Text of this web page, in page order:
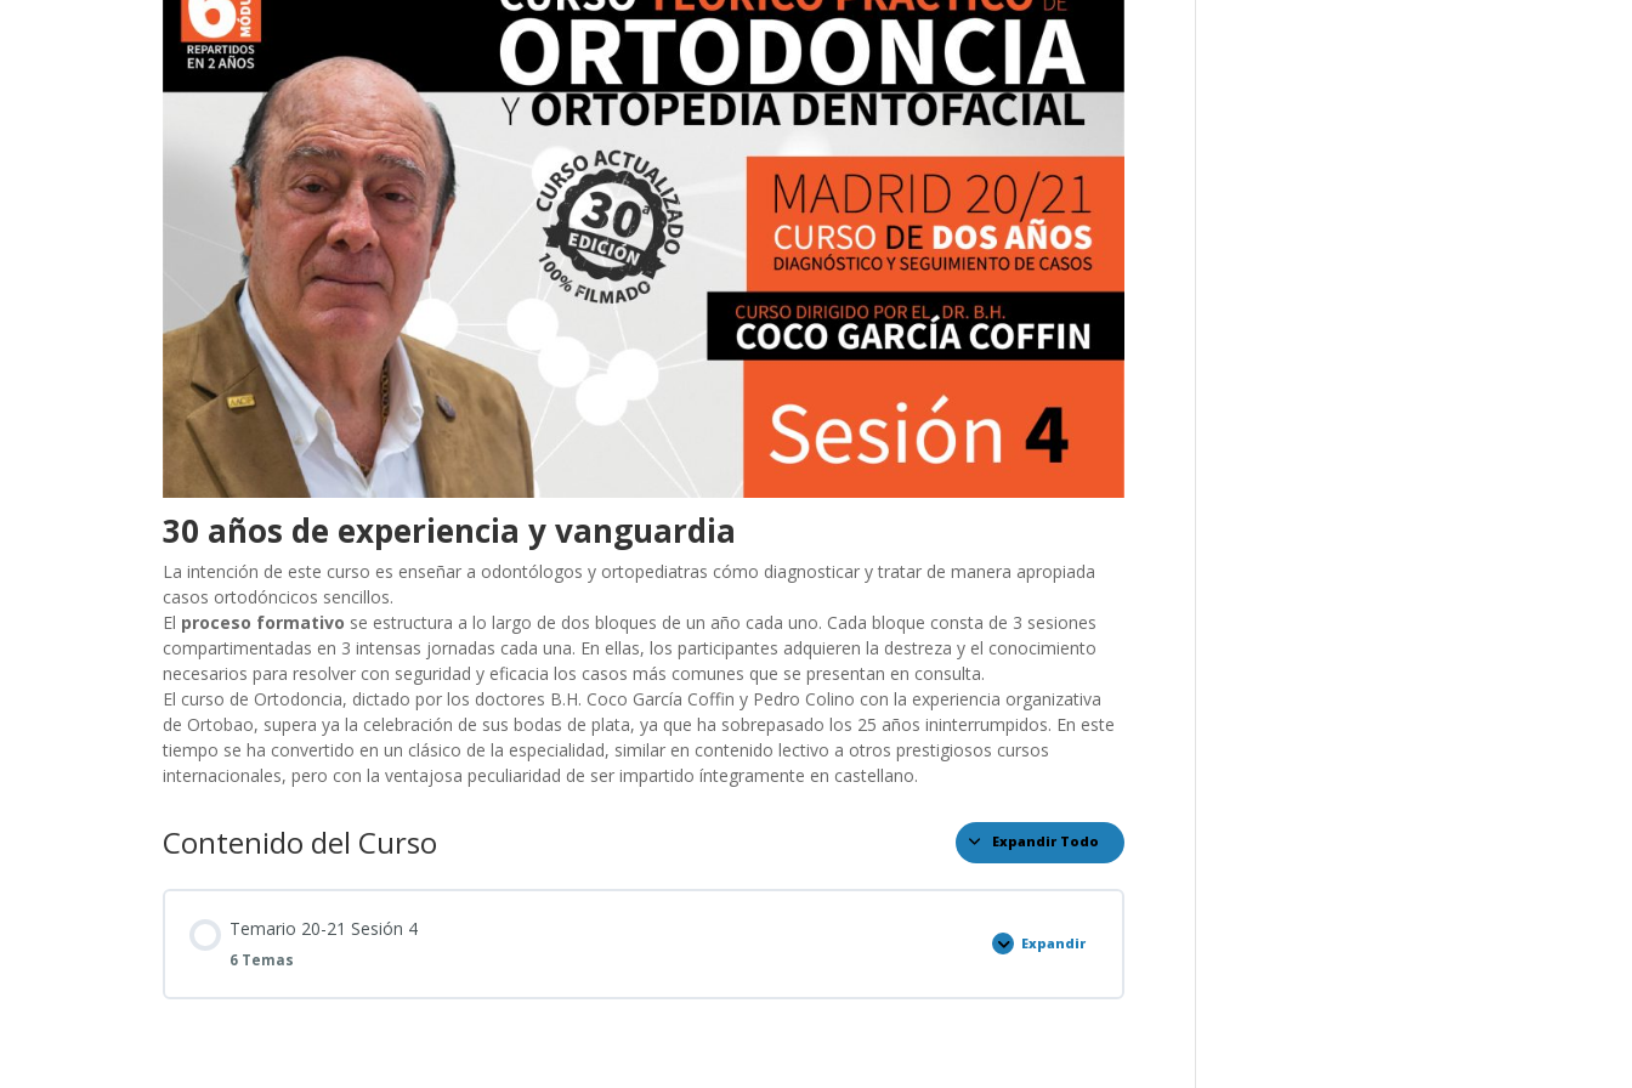
30 años de experiencia y vanguardia
La intención de este curso es enseñar a odontólogos y ortopediatras cómo diagnosticar y tratar de manera apropiada
casos ortodóncicos sencillos.
El proceso formativo se estructura a lo largo de dos bloques de un año cada uno. Cada bloque consta de 3 sesiones
compartimentadas en 3 intensas jornadas cada una. En ellas, los participantes adquieren la destreza y el conocimiento
necesarios para resolver con seguridad y eficacia los casos más comunes que se presentan en consulta.
El curso de Ortodoncia, dictado por los doctores B.H. Coco García Coffin y Pedro Colino con la experiencia organizativa
de Ortobao, supera ya la celebración de sus bodas de plata, ya que ha sobrepasado los 25 años ininterrumpidos. En este
tiempo se ha convertido en un clásico de la especialidad, similar en contenido lectivo a otros prestigiosos cursos
internacionales, pero con la ventajosa peculiaridad de ser impartido íntegramente en castellano.
Contenido del Curso Expandir Todo
Lecciones
Temario 20-21 Sesión 4
6 Temas
Expandir
Temario
Sesión